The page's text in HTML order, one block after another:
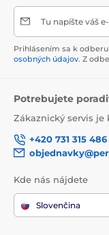
Tu napíšte váš
Prihlásením sa k
osobných údajov. Z
Potrebujete
Zákaznický servis je
+420 731 315 486
Kde nás nájdete
Slovenčina